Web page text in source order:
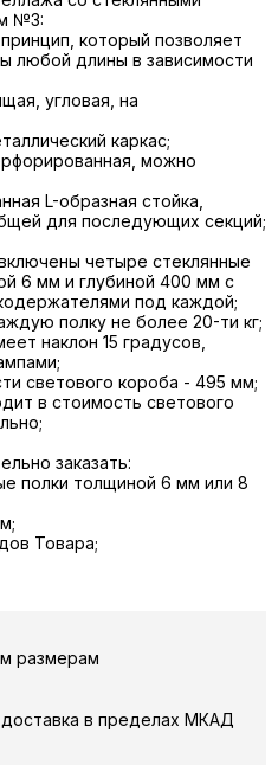
№3:
который позволяет
любой длины в зависимости
угловая, на
каркас;
можно
L-образная стойка,
для последующих секций;
четыре стеклянные
6 мм и глубиной 400 мм с
под каждой;
полку не более 20-ти кг;
наклон 15 градусов,
светового короба - 495 мм;
в стоимость светового
заказать:
полки толщиной 6 мм или 8
Товара;
размерам
доставка в пределах МКАД